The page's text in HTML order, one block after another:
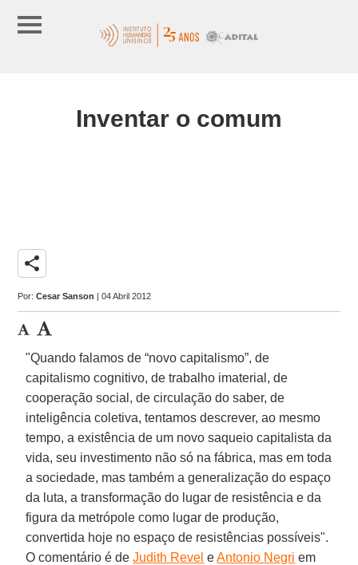
Inventar o comum
share
Por:Cesar Sanson | 04 Abril 2012
"Quando falamos de “novo capitalismo”, de
capitalismo cognitivo, de trabalho imaterial, de
cooperação social, de circulação do saber, de
inteligência coletiva, tentamos descrever, ao mesmo
tempo, a existência de um novo saqueio capitalista da
vida, seu investimento não só na fábrica, mas em toda
a sociedade, mas também a generalização do espaço
da luta, a transformação do lugar de resistência e da
figura da metrópole como lugar de produção,
convertida hoje no espaço de resistências possíveis".
O comentário é de Judith Revel eAntonio Negri em